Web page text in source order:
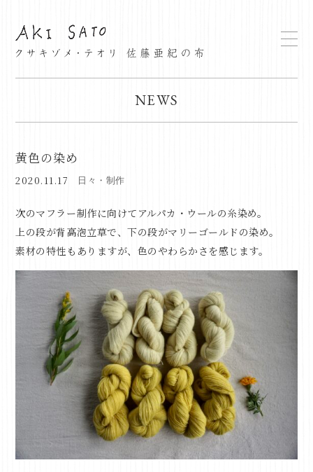
NEWS
黄色の染め
2020.11.17 日々・制作
次のマフラー制作に向けてアルパカ・ウールの糸染め。
上の段が背高泡立草で、下の段がマリーゴールドの染め。
素材の特性もありますが、色のやわらかさを感じます。